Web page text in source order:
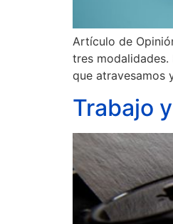
Artículo de
tres modalidades.
que atravesamos
Trabajo